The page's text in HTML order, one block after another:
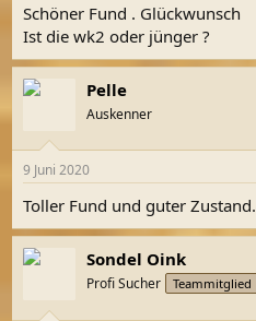
:
Schöner Fund . Glückwunsch
Ist die wk2 oder jünger ?
Pelle
Auskenner
9 Juni 2020
Toller Fund und guter Zustand.
Sondel Oink
Profi Sucher Teammitglied